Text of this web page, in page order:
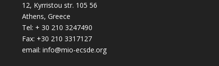
12, Kyrristou str. 105 56
Athens, Greece
Tel: + 30 210 3247490
Fax: +30 210 3317127
email: info@mio-ecsde.org